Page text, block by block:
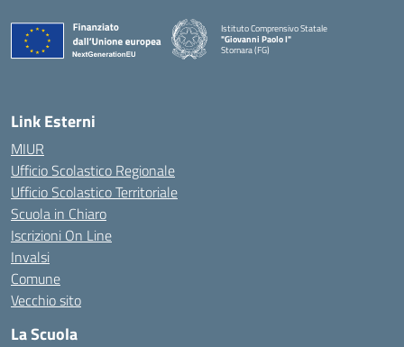
Istituto Comprensivo Statale
"Giovanni Paolo I"
Stornara (FG)
Link Esterni
MIUR
Ufficio Scolastico Regionale
Ufficio Scolastico Territoriale
Scuola in Chiaro
Iscrizioni On Line
Invalsi
Comune
Vecchio sito
La Scuola